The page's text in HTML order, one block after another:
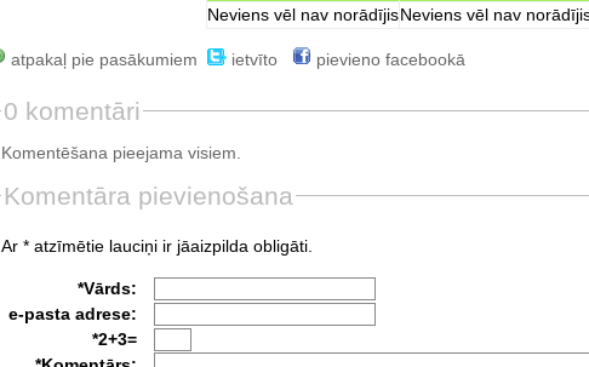
Neviens vēl nav norādījisNeviens vēl nav
atpakaļ pie pasākumiem ietvīto pievieno facebookā
0 komentāri
Komentēšana pieejama visiem.
Komentāra pievienošana
Ar * atzīmētie lauciņi ir jāaizpilda obligāti.
*Vārds:
e-pasta adrese:
*2+3=